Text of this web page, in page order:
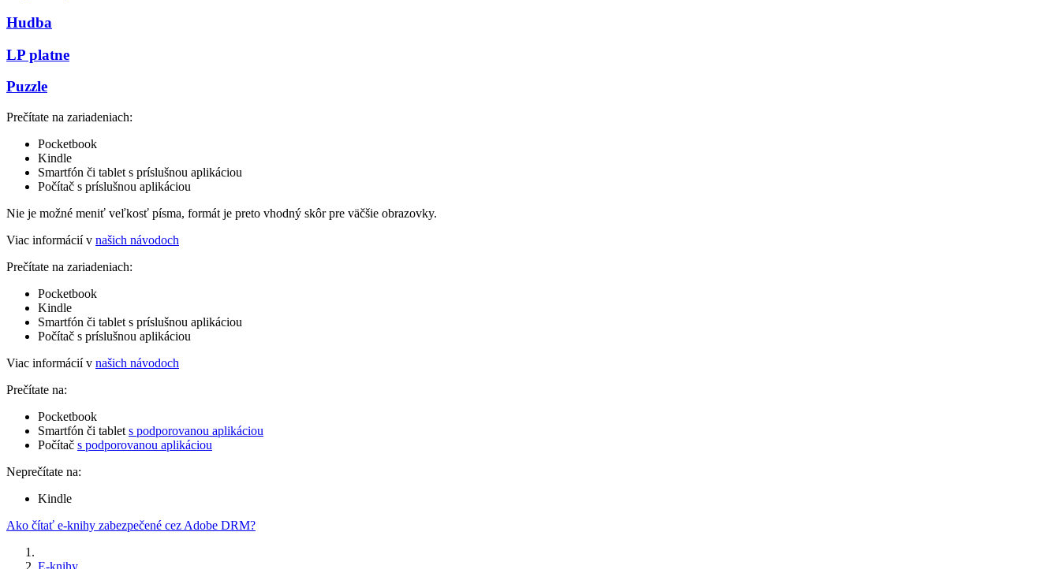
Hudba
LP platne
Puzzle
Prečítate na zariadeniach:
Pocketbook
Kindle
Smartfón či tablet s príslušnou aplikáciou
Počítač s príslušnou aplikáciou
Nie je možné meniť veľkosť písma, formát je preto vhodný skôr pre väčšie obrazovky.
Viac informácií v našich návodoch
Prečítate na zariadeniach:
Pocketbook
Kindle
Smartfón či tablet s príslušnou aplikáciou
Počítač s príslušnou aplikáciou
Viac informácií v našich návodoch
Prečítate na:
Pocketbook
Smartfón či tablet s podporovanou aplikáciou
Počítač s podporovanou aplikáciou
Neprečítate na:
Kindle
Ako čítať e-knihy zabezpečené cez Adobe DRM?
E-knihy